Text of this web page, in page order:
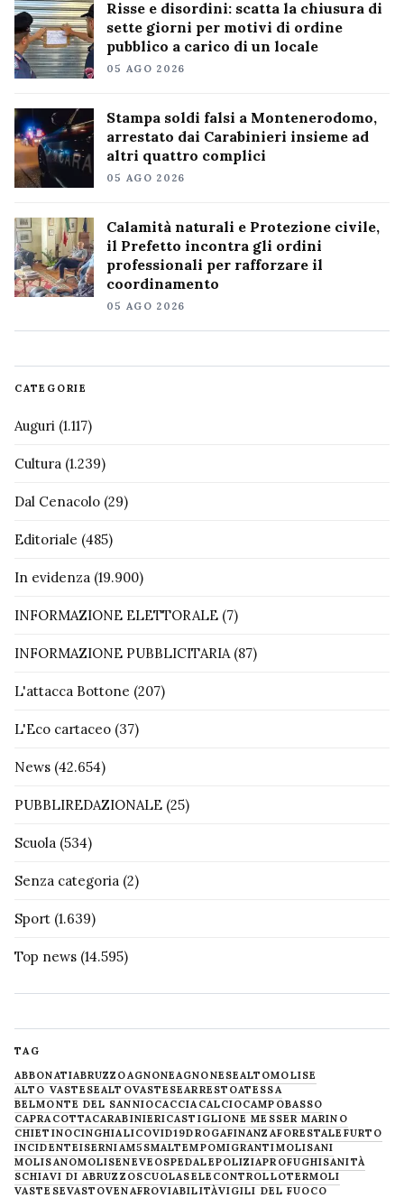
Risse e disordini: scatta la chiusura di
sette giorni per motivi di ordine
pubblico a carico di un locale
05 AGO 2026
Stampa soldi falsi a Montenerodomo,
arrestato dai Carabinieri insieme ad
altri quattro complici
05 AGO 2026
Calamità naturali e Protezione civile,
il Prefetto incontra gli ordini
professionali per rafforzare il
coordinamento
05 AGO 2026
CATEGORIE
Auguri (1.117)
Cultura (1.239)
Dal Cenacolo (29)
Editoriale (485)
In evidenza (19.900)
INFORMAZIONE ELETTORALE (7)
INFORMAZIONE PUBBLICITARIA(87)
L'attacca Bottone (207)
L'Eco cartaceo (37)
News (42.654)
PUBBLIREDAZIONALE (25)
Scuola (534)
Senza categoria (2)
Sport (1.639)
Top news (14.595)
TAG
ABBONATIABRUZZOAGNONEAGNONESEALTOMOLISE
ALTO VASTESEALTOVASTESEARRESTOATESSA
BELMONTE DEL SANNIOCACCIACALCIOCAMPOBASSO
CAPRACOTTACARABINIERICASTIGLIONE MESSER MARINO
CHIETINOCINGHIALICOVID19DROGAFINANZAFORESTALE FURTO
INCIDENTEISERNIAM5SMALTEMPOMIGRANTIMOLISANI
MOLISANOMOLISENEVE OSPEDALEPOLIZIAPROFUGHISANITÀ
SCHIAVI DI ABRUZZOSCUOLASELECONTROLLOTERMOLI
VASTESEVASTOVENAFROVIABILITÀVIGILI DEL FUOCO